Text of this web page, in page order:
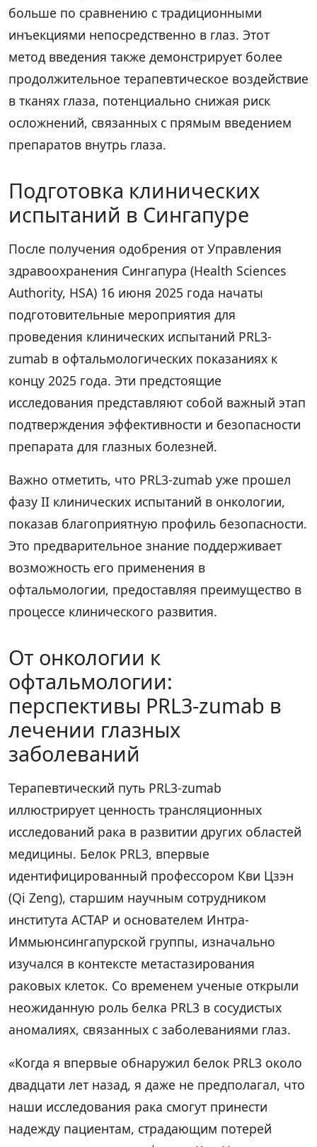
больше по сравнению с традиционными
инъекциями непосредственно в глаз. Этот
метод введения также демонстрирует более
продолжительное терапевтическое воздействие
в тканях глаза, потенциально снижая риск
осложнений, связанных с прямым введением
препаратов внутрь глаза.
Подготовка клинических
испытаний в Сингапуре
После получения одобрения от Управления
здравоохранения Сингапура (Health Sciences
Authority, HSA) 16 июня 2025 года начаты
подготовительные мероприятия для
проведения клинических испытаний PRL3-
zumab в офтальмологических показаниях к
концу 2025 года. Эти предстоящие
исследования представляют собой важный этап
подтверждения эффективности и безопасности
препарата для глазных болезней.
Важно отметить, что PRL3-zumab уже прошел
фазу II клинических испытаний в онкологии,
показав благоприятную профиль безопасности.
Это предварительное знание поддерживает
возможность его применения в
офтальмологии, предоставляя преимущество в
процессе клинического развития.
От онкологии к
офтальмологии:
перспективы PRL3-zumab в
лечении глазных
заболеваний
Терапевтический путь PRL3-zumab
иллюстрирует ценность трансляционных
исследований рака в развитии других областей
медицины. Белок PRL3, впервые
идентифицированный профессором Кви Цзэн
(Qi Zeng), старшим научным сотрудником
института АСТАР и основателем Интра-
Иммьюнсингапурской группы, изначально
изучался в контексте метастазирования
раковых клеток. Со временем ученые открыли
неожиданную роль белка PRL3 в сосудистых
аномалиях, связанных с заболеваниями глаз.
«Когда я впервые обнаружил белок PRL3 около
двадцати лет назад, я даже не предполагал, что
наши исследования рака смогут принести
надежду пациентам, страдающим потерей